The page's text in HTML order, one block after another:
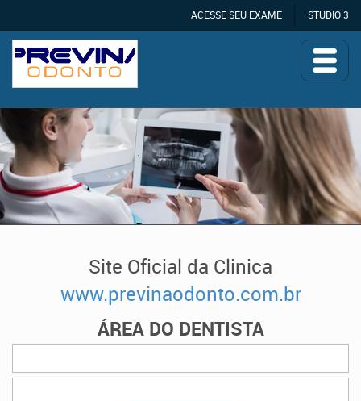
ACESSE SEU EXAME STUDIO 3
Site Oficial da Clinica
www.previnaodonto.com.br
ÁREA DO DENTISTA